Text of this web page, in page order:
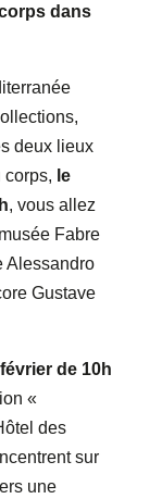
dans
deux lieux
corps, le
, vous allez
Fabre
Alessandro
Gustave
de 10h
«
des
sur
une